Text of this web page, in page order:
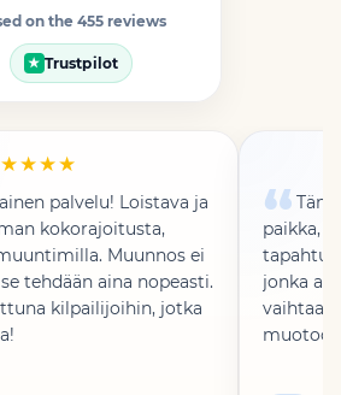
on the 455 reviews
★ Trustpilot
palvelu! Loistava ja
kokorajoitusta,
Muunnos ei
tehdään aina nopeasti.
kilpailijoihin, jotka
paikka,
jonka
vaihtaa
muotoon